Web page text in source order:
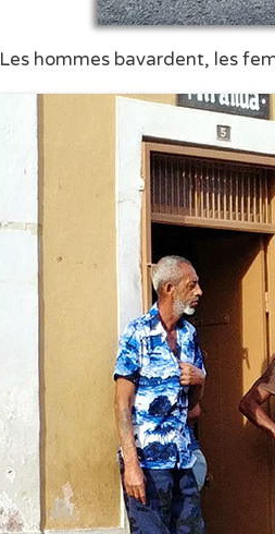
Les hommes bavardent, les